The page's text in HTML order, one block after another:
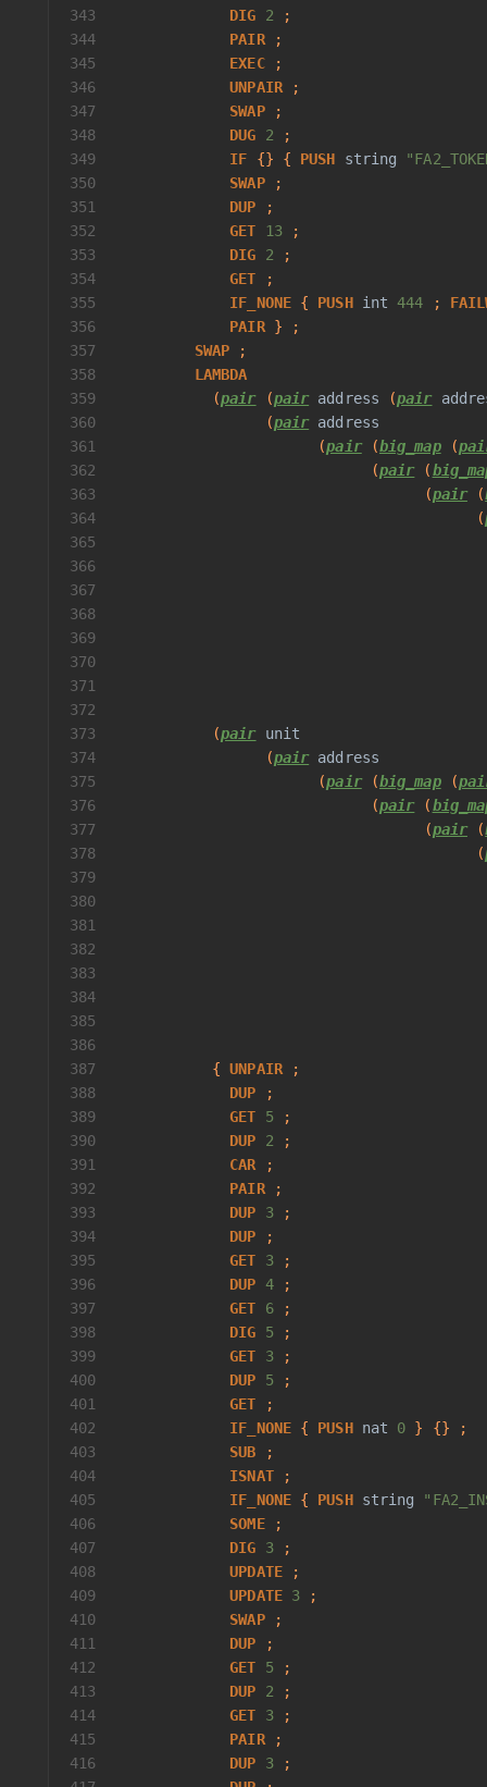
343
DIG 2 ;
344
PAIR ;
345
EXEC ;
346
UNPAIR ;
347
SWAP ;
348
DUG 2 ;
349
IF {} { PUSH string
350
SWAP ;
351
DUP ;
352
GET 13 ;
353
DIG 2 ;
354
GET ;
355
IF_NONE { PUSH int 444 ;
356
PAIR } ;
357
SWAP ;
358
LAMBDA
359
(pair (pair address (pair
360
(pair address
361
(pair (big_map (
362
(pair (
363
(pair (
364
(
365
366
367
368
369
370
371
372
373
(pair unit
374
(pair address
375
(pair (big_map (
376
(pair (
377
(pair (
378
(
379
380
381
382
383
384
385
386
387
{ UNPAIR ;
388
DUP ;
389
GET 5 ;
390
DUP 2 ;
391
CAR ;
392
PAIR ;
393
DUP 3 ;
394
DUP ;
395
GET 3 ;
396
DUP 4 ;
397
GET 6 ;
398
DIG 5 ;
399
GET 3 ;
400
DUP 5 ;
401
GET ;
402
IF_NONE { PUSH nat 0 } {} ;
403
SUB ;
404
ISNAT ;
405
IF_NONE { PUSH string
406
SOME ;
407
DIG 3 ;
408
UPDATE ;
409
UPDATE 3 ;
410
SWAP ;
411
DUP ;
412
GET 5 ;
413
DUP 2 ;
414
GET 3 ;
415
PAIR ;
416
DUP 3 ;